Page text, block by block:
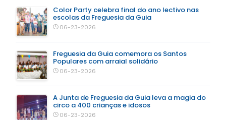
Color Party celebra final do ano lectivo nas
escolas da Freguesia da Guia
06-23-2026
Freguesia da Guia comemora os Santos
Populares com arraial solidário
06-23-2026
A Junta de Freguesia da Guia leva a magia do
circo a 400 crianças e idosos
06-23-2026